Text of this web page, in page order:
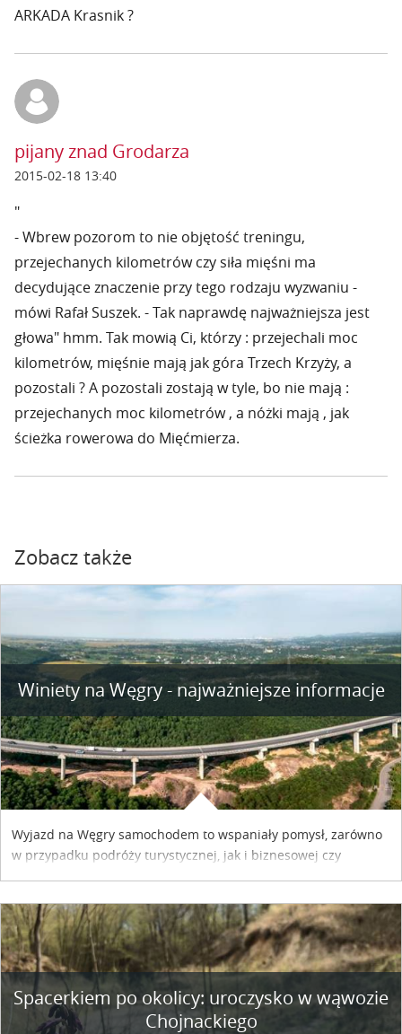
ARKADA Krasnik ?
pijany znad Grodarza
2015-02-18 13:40
"
- Wbrew pozorom to nie objętość treningu,
przejechanych kilometrów czy siła mięśni ma
decydujące znaczenie przy tego rodzaju wyzwaniu -
mówi Rafał Suszek. - Tak naprawdę najważniejsza jest
głowa" hmm. Tak mowią Ci, którzy : przejechali moc
kilometrów, mięśnie mają jak góra Trzech Krzyży, a
pozostali ? A pozostali zostają w tyle, bo nie mają :
przejechanych moc kilometrów , a nóżki mają , jak
ścieżka rowerowa do Mięćmierza.
Zobacz także
Winiety na Węgry - najważniejsze informacje
Wyjazd na Węgry samochodem to wspaniały pomysł, zarówno
w przypadku podróży turystycznej, jak i biznesowej czy
współpracy reklamowej z Hungary Vignette.
Spacerkiem po okolicy: uroczysko w wąwozie
Chojnackiego